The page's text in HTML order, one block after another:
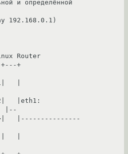
и определённой
192.168.0.1)
|
|eth1:
|--